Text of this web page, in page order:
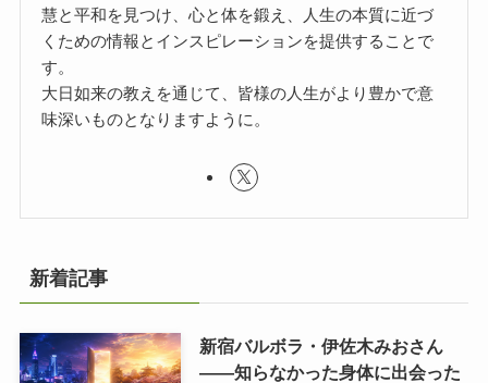
慧と平和を見つけ、心と体を鍛え、人生の本質に近づ
くための情報とインスピレーションを提供することで
す。
大日如来の教えを通じて、皆様の人生がより豊かで意
味深いものとなりますように。
新着記事
新宿バルボラ・伊佐木みおさん
――知らなかった身体に出会った